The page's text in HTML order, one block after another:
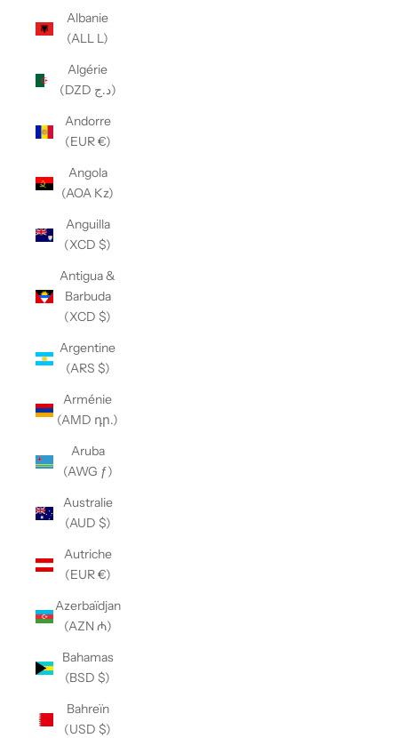
Albanie
(ALL L)
Algérie
(DZD د.ج)
Andorre
(EUR €)
Angola
(AOA Kz)
Anguilla
(XCD $)
Antigua &
Barbuda
(XCD $)
Argentine
(ARS $)
Arménie
(AMD դր.)
Aruba
(AWG ƒ)
Australie
(AUD $)
Autriche
(EUR €)
Azerbaïdjan
(AZN ₼)
Bahamas
(BSD $)
Bahreïn
(USD $)